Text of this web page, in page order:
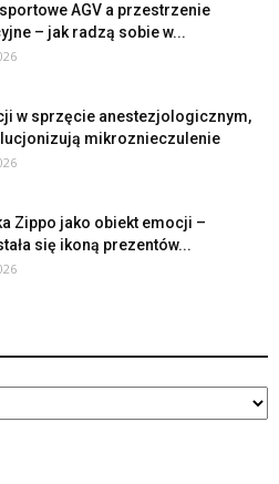
AGV a przestrzenie
– jak radzą sobie w...
w sprzęcie anestezjologicznym,
mikroznieczulenie
Zippo jako obiekt emocji –
się ikoną prezentów...